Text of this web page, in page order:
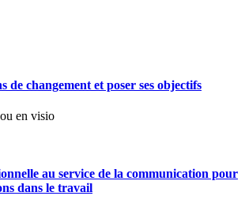
de changement et poser ses objectifs
en visio
au service de la communication pour
dans le travail